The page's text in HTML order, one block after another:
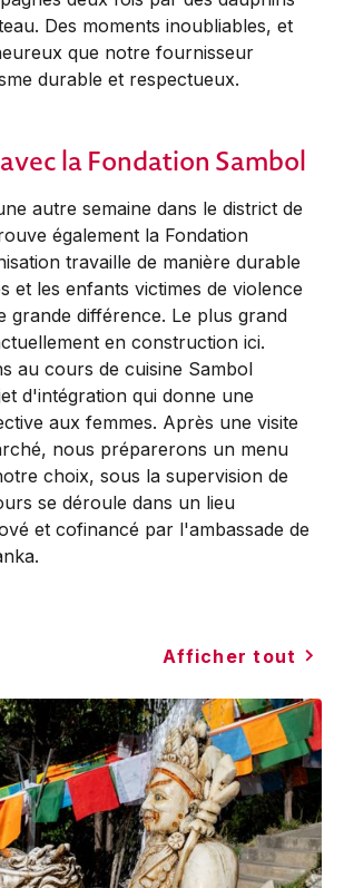
Des moments inoubliables, et
que notre fournisseur
durable et respectueux.
la Fondation Sambol
autre semaine dans le district de
également la Fondation
travaille de manière durable
et les enfants victimes de violence
grande différence. Le plus grand
en construction ici.
au cours de cuisine Sambol
d'intégration qui donne une
aux femmes. Après une visite
nous préparerons un menu
choix, sous la supervision de
se déroule dans un lieu
et cofinancé par l'ambassade de
Afficher tout